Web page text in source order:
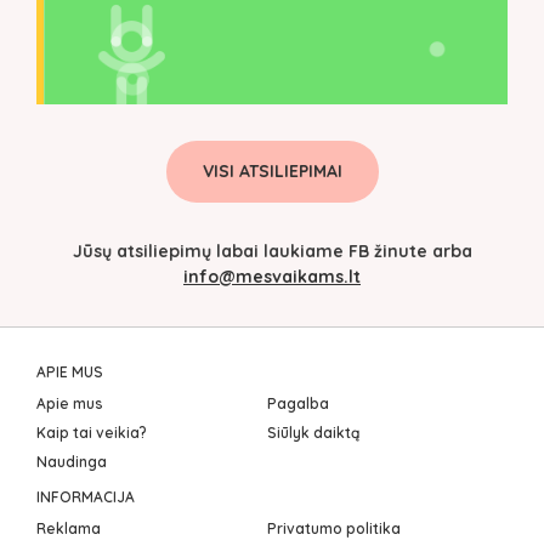
VISI ATSILIEPIMAI
Jūsų atsiliepimų labai laukiame FB žinute arba
info@mesvaikams.lt
APIE MUS
Apie mus
Pagalba
Kaip tai veikia?
Siūlyk daiktą
Naudinga
INFORMACIJA
Reklama
Privatumo politika